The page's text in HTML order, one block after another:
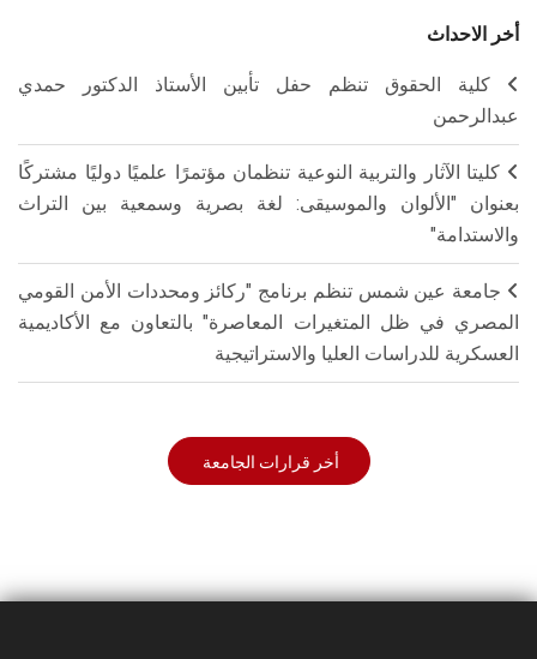
أخر الاحداث
كلية الحقوق تنظم حفل تأبين الأستاذ الدكتور حمدي
عبدالرحمن
كليتا الآثار والتربية النوعية تنظمان مؤتمرًا علميًا دوليًا مشتركًا
بعنوان "الألوان والموسيقى: لغة بصرية وسمعية بين التراث
والاستدامة"
جامعة عين شمس تنظم برنامج "ركائز ومحددات الأمن القومي
المصري في ظل المتغيرات المعاصرة" بالتعاون مع الأكاديمية
العسكرية للدراسات العليا والاستراتيجية
أخر قرارات الجامعة